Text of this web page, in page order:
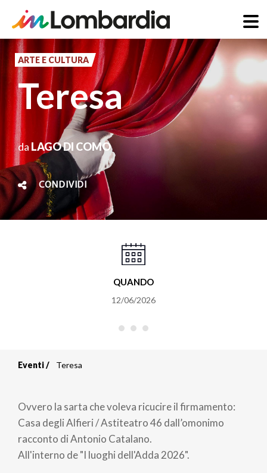
Salta
contenuto
principale
ARTE E CULTURA
Teresa
da LAGO DI COMO
CONDIVIDI
QUANDO
12/06/2026
di
pane
Eventi Teresa
Ovvero la sarta che voleva ricucire il firmamento:
Casa degli Alfieri / Astiteatro 46 dall’omonimo
racconto di Antonio Catalano.
All'interno de "I luoghi dell'Adda 2026".